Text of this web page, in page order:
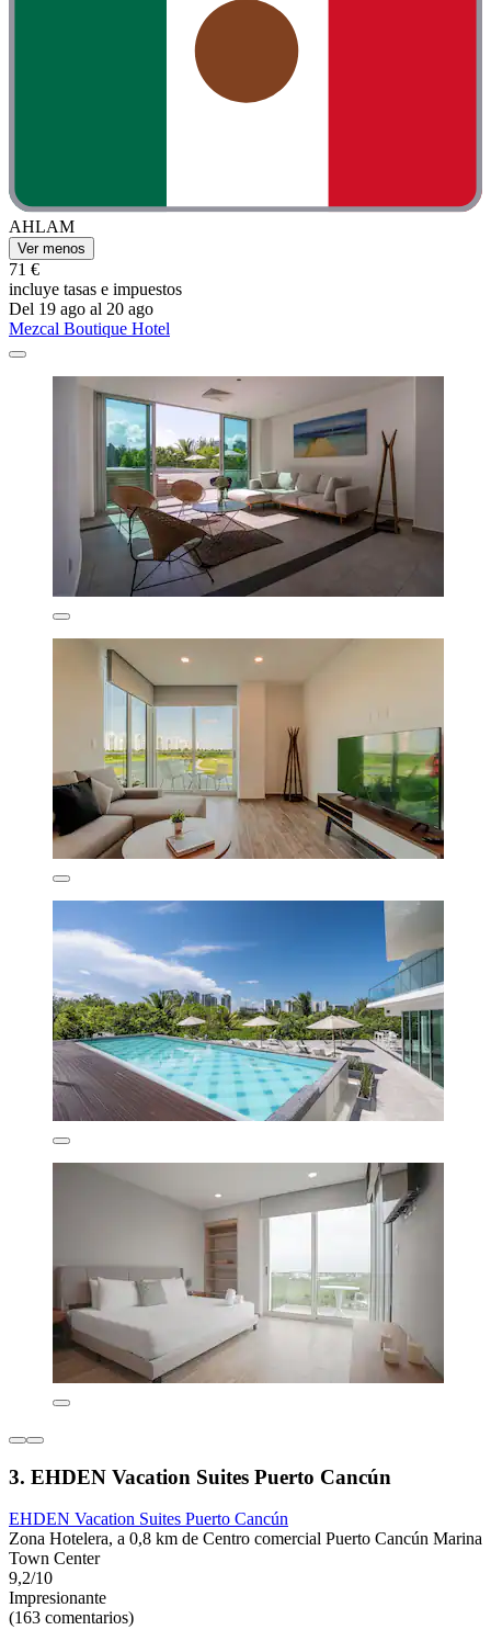
AHLAM
Ver menos
71 €
incluye tasas e impuestos
Del 19 ago al 20 ago
Mezcal Boutique Hotel
3. EHDEN Vacation Suites Puerto Cancún
EHDEN Vacation Suites Puerto Cancún
Zona Hotelera, a 0,8 km de Centro comercial Puerto Cancún Marina
Town Center
9,2/10
Impresionante
(163 comentarios)